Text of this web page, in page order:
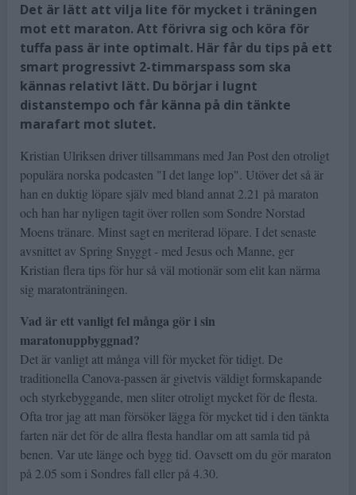
Det är lätt att vilja lite för mycket i träningen
mot ett maraton. Att förivra sig och köra för
tuffa pass är inte optimalt. Här får du tips på ett
smart progressivt 2-timmarspass som ska
kännas relativt lätt. Du börjar i lugnt
distanstempo och får känna på din tänkte
marafart mot slutet.
Kristian Ulriksen driver tillsammans med Jan Post den otroligt
populära norska podcasten "I det lange lop". Utöver det så är
han en duktig löpare själv med bland annat 2.21 på maraton
och han har nyligen tagit över rollen som Sondre Norstad
Moens tränare. Minst sagt en meriterad löpare. I det senaste
avsnittet av Spring Snyggt - med Jesus och Manne, ger
Kristian flera tips för hur så väl motionär som elit kan närma
sig maratonträningen.
Vad är ett vanligt fel många gör i sin
maratonuppbyggnad?
Det är vanligt att många vill för mycket för tidigt. De
traditionella Canova-passen är givetvis väldigt formskapande
och styrkebyggande, men sliter otroligt mycket för de flesta.
Ofta tror jag att man försöker lägga för mycket tid i den tänkta
farten när det för de allra flesta handlar om att samla tid på
benen. Var ute länge och bygg tid. Oavsett om du gör maraton
på 2.05 som i Sondres fall eller på 4.30.